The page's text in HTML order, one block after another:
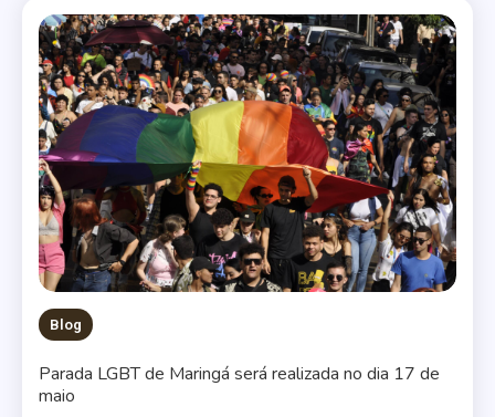
Blog
Parada LGBT de Maringá será realizada no dia 17 de
maio